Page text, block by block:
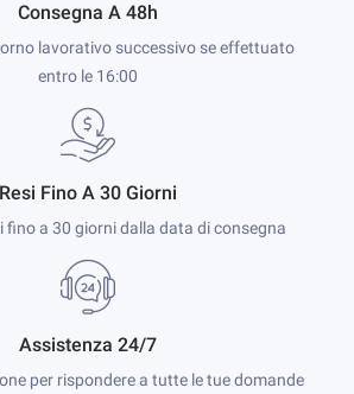
Consegna A 48h
lavorativo successivo se effettuato
entro le 16:00
Resi Fino A 30 Giorni
fino a 30 giorni dalla data di consegna
Assistenza 24/7
per rispondere a tutte le tue domande